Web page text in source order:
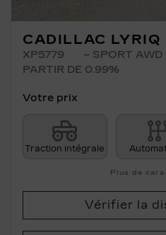
CADILLAC
XP5779
– SPORT
PARTIR DE 0.99%
Votre prix
Traction intégrale
Plus de
Vérifier la